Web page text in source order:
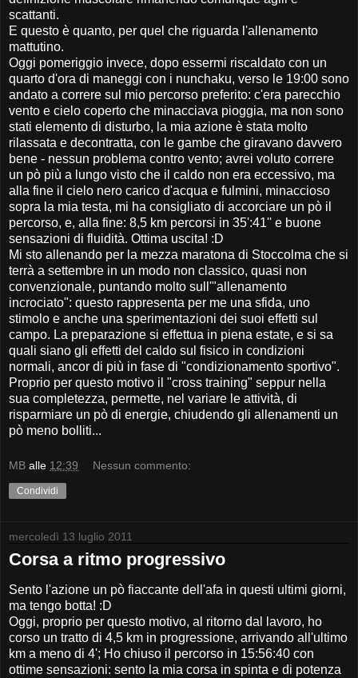
scattanti.
E questo è quanto, per quel che riguarda l'allenamento
mattutino.
Oggi pomeriggio invece, dopo essermi riscaldato con un
quarto d'ora di maneggi con i nunchaku, verso le 19:00 sono
andato a correre sul mio percorso preferito: c'era parecchio
vento e cielo coperto che minacciava pioggia, ma non sono
stati elemento di disturbo, la mia azione è stata molto
rilassata e decontratta, con le gambe che giravano davvero
bene - nessun problema contro vento; avrei voluto correre
un pò più a lungo visto che il caldo non era eccessivo, ma
alla fine il cielo nero carico d'acqua e fulmini, minaccioso
sopra la mia testa, mi ha consigliato di accorciare un pò il
percorso, e, alla fine: 8,5 km percorsi in 35':41'' e buone
sensazioni di fluidità. Ottima uscita! :D
Mi sto allenando per la mezza maratona di Stoccolma che si
terrà a settembre in un modo non classico, quasi non
convenzionale, puntando molto sull'"allenamento
incrociato": questo rappresenta per me una sfida, uno
stimolo e anche una sperimentazioni dei suoi effetti sul
campo. La preparazione si effettua in piena estate, e si sa
quali siano gli effetti del caldo sul fisico in condizioni
normali, ancor di più in fase di "condizionamento sportivo".
Proprio per questo motivo il "cross training" seppur nella
sua completezza, permette, nel variare le attività, di
risparmiare un pò di energie, chiudendo gli allenamenti un
pò meno bolliti...
MB alle 12:39 Nessun commento:
Condividi
mercoledì 13 luglio 2011
Corsa a ritmo progressivo
Sento l'azione un pò fiaccante dell'afa in questi ultimi giorni,
ma tengo botta! :D
Oggi, proprio per questo motivo, al ritorno dal lavoro, ho
corso un tratto di 4,5 km in progressione, arrivando all'ultimo
km a meno di 4'; Ho chiuso il percorso in 15:56:40 con
ottime sensazioni: sento la mia corsa in spinta e di potenza